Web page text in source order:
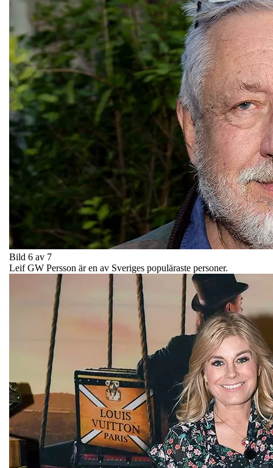
Bild 6 av 7
Leif GW Persson är en av Sveriges populäraste personer.